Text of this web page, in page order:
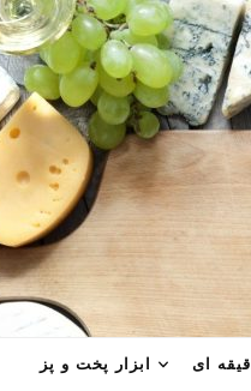
ای ابزار پخت و پز